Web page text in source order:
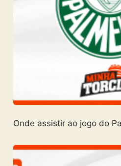
Onde assistir ao jogo do